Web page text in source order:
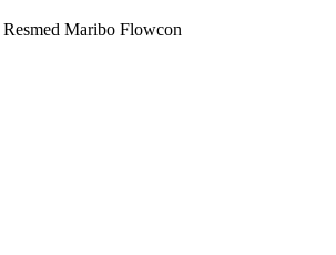
Resmed Maribo Flowcon